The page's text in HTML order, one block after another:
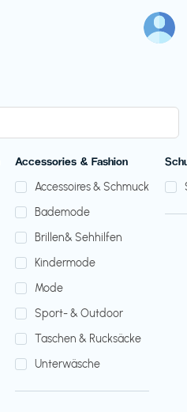
Accessories & Fashion
Accessoires & Schmuck
Bademode
Brillen& Sehhilfen
Kindermode
Mode
Sport- & Outdoor
Taschen & Rucksäcke
Unterwäsche